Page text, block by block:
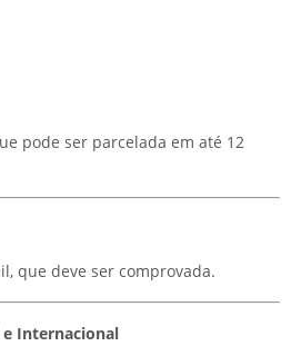
pode ser parcelada em até 12
que deve ser comprovada.
Internacional